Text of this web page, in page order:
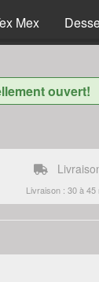
Mex
ouvert!
Livraison : 30 à 45